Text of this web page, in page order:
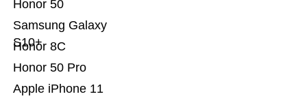
Apple iPhone 11
Honor 50 Pro
Honor 8C
Samsung Galaxy
S10+
Honor 50